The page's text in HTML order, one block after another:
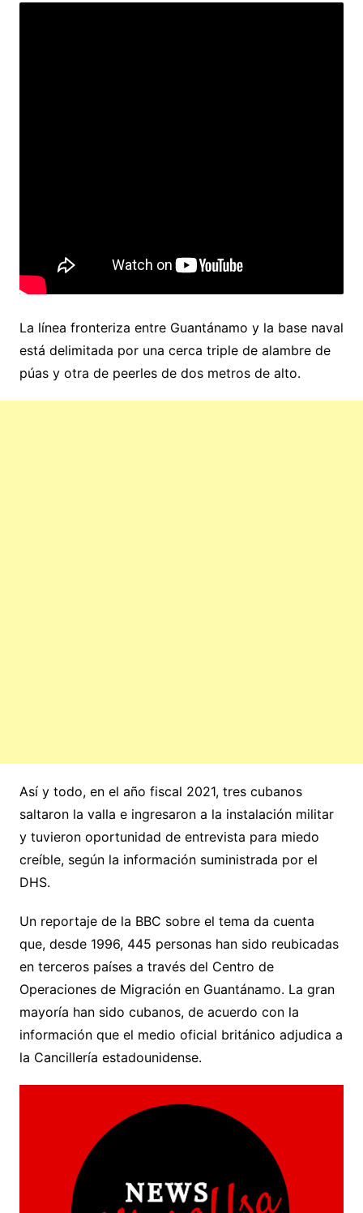
La línea fronteriza entre Guantánamo y la base naval
está delimitada por una cerca triple de alambre de
púas y otra de peerles de dos metros de alto.
Así y todo, en el año fiscal 2021, tres cubanos
saltaron la valla e ingresaron a la instalación militar
y tuvieron oportunidad de entrevista para miedo
creíble, según la información suministrada por el
DHS.
Un reportaje de la BBC sobre el tema da cuenta
que, desde 1996, 445 personas han sido reubicadas
en terceros países a través del Centro de
Operaciones de Migración en Guantánamo. La gran
mayoría han sido cubanos, de acuerdo con la
información que el medio oficial británico adjudica a
la Cancillería estadounidense.